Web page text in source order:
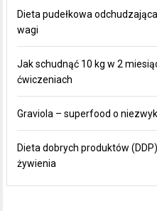
Dieta pudełkowa
wagi
Jak schudnąć 10 kg w 2
ćwiczeniach
Graviola – superfood o
Dieta dobrych produktów
żywienia